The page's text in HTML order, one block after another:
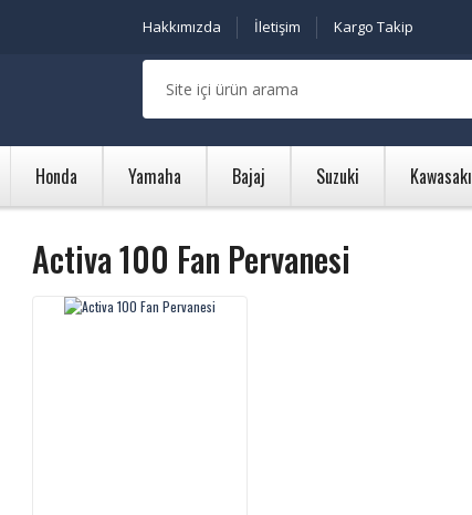
Hakkımızda İletişim Kargo Takip
Honda Yamaha Bajaj Suzuki Kawasakı
Activa 100 Fan Pervanesi